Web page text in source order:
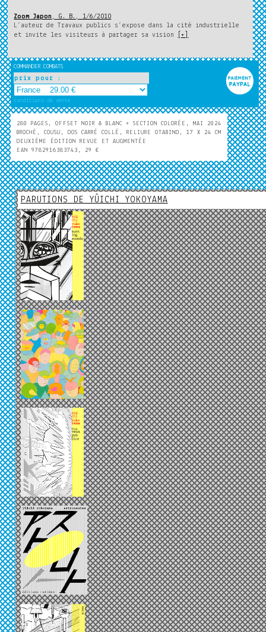
Zoom Japon , G. B., 1/6/2010
L’auteur de Travaux publics s’expose dans la cité industrielle
et invite les visiteurs à partager sa vision
[+]
COMMANDER COMBATS
prix pour :
conditions de vente
280 PAGES, OFFSET NOIR & BLANC + SECTION COLORÉE, MAI 2024
BROCHÉ, COUSU, DOS CARRÉ COLLÉ, RELIURE OTABIND, 17 X 24 CM
DEUXIÈME ÉDITION REVUE ET AUGMENTÉE
EAN 9782916383743, 29 €
PARUTIONS DE YÛICHI YOKOYAMA